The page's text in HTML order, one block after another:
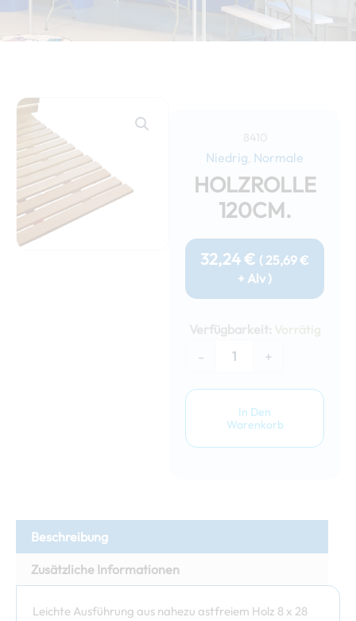
8410
Niedrig, Normale
HOLZROLLE
120CM.
32,24 € (25,69€
+ Alv )
Verfügbarkeit: Vorrätig
-
120cm.
Menge
+
In Den
Warenkorb
Beschreibung
Zusätzliche Informationen
Leichte Ausführung aus nahezu astfreiem Holz 8 x 28